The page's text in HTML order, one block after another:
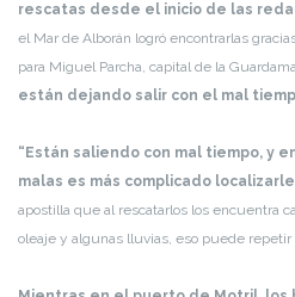
rescatas desde el inicio de las
el Mar de Alborán logró encontrarlas
para Miguel Parcha, capital de la
están dejando salir con el mal
“Están saliendo con mal tiempo, y
malas es más complicado
apostilla que al rescatarlos los encuentra
oleaje y algunas lluvias, eso puede